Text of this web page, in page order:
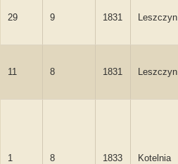
29 9 1831 Leszczyn
11 8 1831 Leszczyn
1 8 1833 Kotelnia